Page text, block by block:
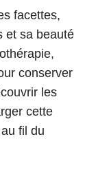
facettes,
et sa beauté
conserver
les
cette
fil du